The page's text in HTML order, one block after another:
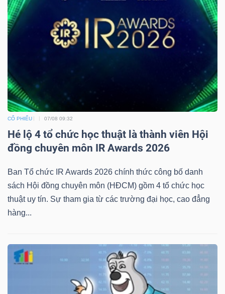
CỔ PHIẾU 07/08 09:32
Hé lộ 4 tổ chức học thuật là thành viên Hội
đồng chuyên môn IR Awards 2026
Ban Tổ chức IR Awards 2026 chính thức công bố danh
sách Hội đồng chuyên môn (HĐCM) gồm 4 tổ chức học
thuật uy tín. Sự tham gia từ các trường đại học, cao đẳng
hàng...